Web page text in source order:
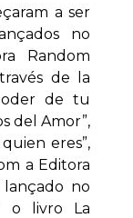
a ser
no
Random
de la
de tu
del Amor”,
eres”,
a Editora
lançado no
o livro La